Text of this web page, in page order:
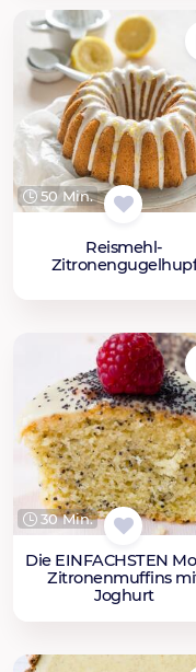
50 Min.
Reismehl-
30 Min.
Die EINFACHSTEN
Zitronenmuffins
Joghurt